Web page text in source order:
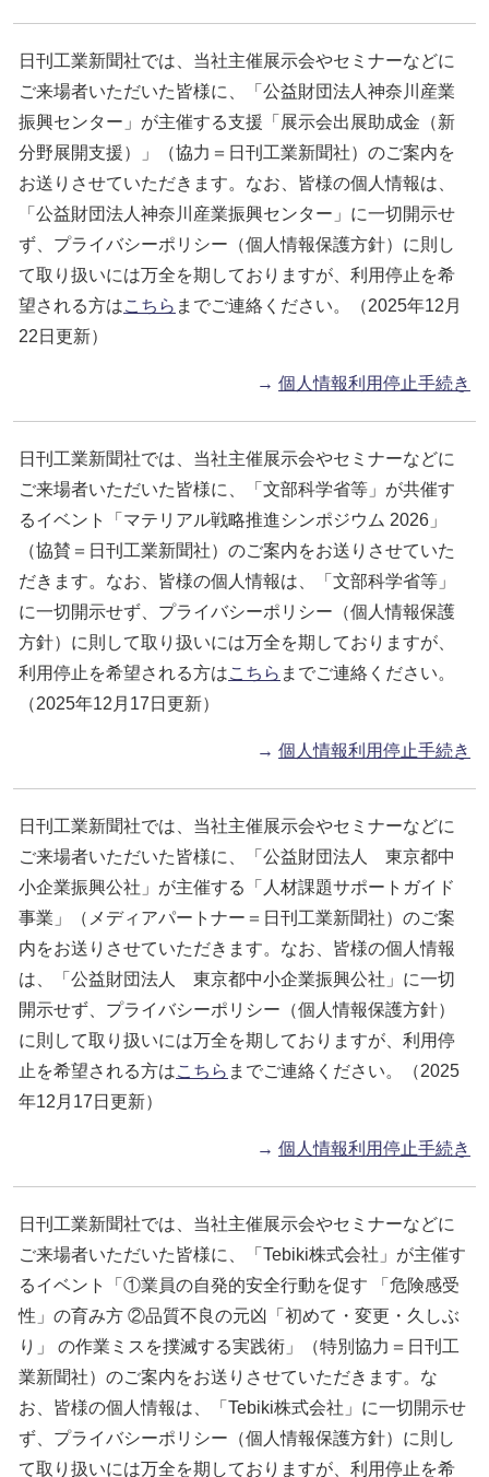
日刊工業新聞社では、当社主催展示会やセミナーなどに
ご来場者いただいた皆様に、「公益財団法人神奈川産業
振興センター」が主催する支援「展示会出展助成金（新
分野展開支援）」（協力＝日刊工業新聞社）のご案内を
お送りさせていただきます。なお、皆様の個人情報は、
「公益財団法人神奈川産業振興センター」に一切開示せ
ず、プライバシーポリシー（個人情報保護方針）に則し
て取り扱いには万全を期しておりますが、利用停止を希
望される方はこちら までご連絡ください。（2025年12月
22日更新）
→ 個人情報利用停止手続き
日刊工業新聞社では、当社主催展示会やセミナーなどに
ご来場者いただいた皆様に、「文部科学省等」が共催す
るイベント「マテリアル戦略推進シンポジウム 2026」
（協賛＝日刊工業新聞社）のご案内をお送りさせていた
だきます。なお、皆様の個人情報は、「文部科学省等」
に一切開示せず、プライバシーポリシー（個人情報保護
方針）に則して取り扱いには万全を期しておりますが、
利用停止を希望される方はこちら までご連絡ください。
（2025年12月17日更新）
→ 個人情報利用停止手続き
日刊工業新聞社では、当社主催展示会やセミナーなどに
ご来場者いただいた皆様に、「公益財団法人 東京都中
小企業振興公社」が主催する「人材課題サポートガイド
事業」（メディアパートナー＝日刊工業新聞社）のご案
内をお送りさせていただきます。なお、皆様の個人情報
は、「公益財団法人 東京都中小企業振興公社」に一切
開示せず、プライバシーポリシー（個人情報保護方針）
に則して取り扱いには万全を期しておりますが、利用停
止を希望される方はこちら までご連絡ください。（2025
年12月17日更新）
→ 個人情報利用停止手続き
日刊工業新聞社では、当社主催展示会やセミナーなどに
ご来場者いただいた皆様に、「Tebiki株式会社」が主催す
るイベント「①業員の自発的安全行動を促す 「危険感受
性」の育み方 ②品質不良の元凶「初めて・変更・久しぶ
り」 の作業ミスを撲滅する実践術」（特別協力＝日刊工
業新聞社）のご案内をお送りさせていただきます。な
お、皆様の個人情報は、「Tebiki株式会社」に一切開示せ
ず、プライバシーポリシー（個人情報保護方針）に則し
て取り扱いには万全を期しておりますが、利用停止を希